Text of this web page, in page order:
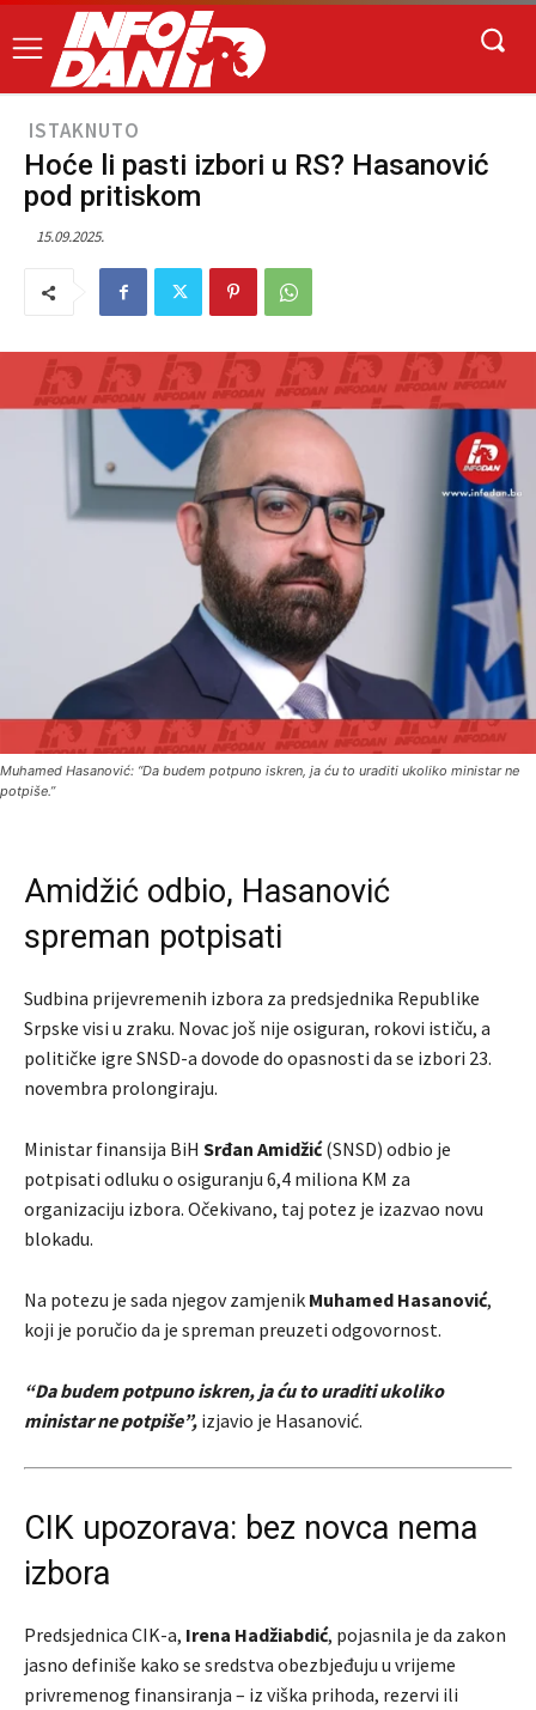
ISTAKNUTO
Hoće li pasti izbori u RS? Hasanović
pod pritiskom
15.09.2025.
Muhamed Hasanović: “Da budem potpuno iskren, ja ću to uraditi ukoliko ministar ne
potpiše.”
Amidžić odbio, Hasanović
spreman potpisati
Sudbina prijevremenih izbora za predsjednika Republike
Srpske visi u zraku. Novac još nije osiguran, rokovi ističu, a
političke igre SNSD-a dovode do opasnosti da se izbori 23.
novembra prolongiraju.
Ministar finansija BiH Srđan Amidžić(SNSD) odbio je
potpisati odluku o osiguranju 6,4 miliona KM za
organizaciju izbora. Očekivano, taj potez je izazvao novu
blokadu.
Na potezu je sada njegov zamjenik Muhamed Hasanović,
koji je poručio da je spreman preuzeti odgovornost.
“Da budem potpuno iskren, ja ću to uraditi ukoliko
ministar ne potpiše”, izjavio je Hasanović.
CIK upozorava: bez novca nema
izbora
Predsjednica CIK-a, Irena Hadžiabdić, pojasnila je da zakon
jasno definiše kako se sredstva obezbjeđuju u vrijeme
privremenog finansiranja – iz viška prihoda, rezervi ili